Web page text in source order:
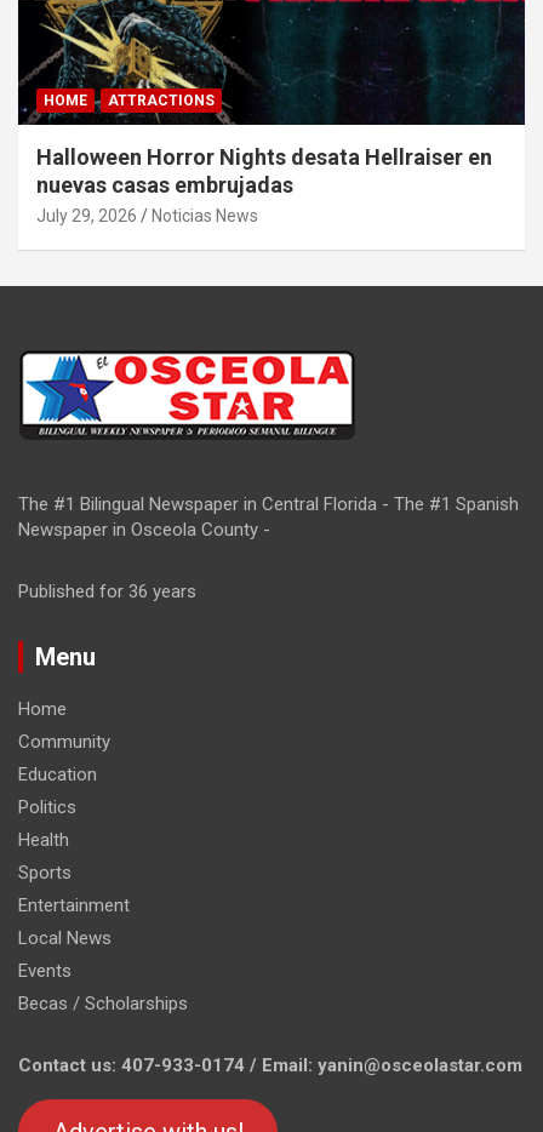
HOME ATTRACTIONS
Halloween Horror Nights desata Hellraiser en
nuevas casas embrujadas
July 29, 2026 Noticias News
The #1 Bilingual Newspaper in Central Florida - The #1 Spanish
Newspaper in Osceola County -
Published for 36 years
Menu
Home
Community
Education
Politics
Health
Sports
Entertainment
Local News
Events
Becas / Scholarships
Contact us: 407-933-0174 / Email: yanin@osceolastar.com